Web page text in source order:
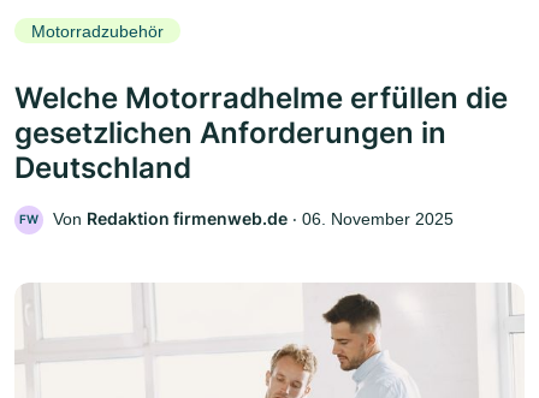
Motorradzubehör
Welche Motorradhelme erfüllen die
gesetzlichen Anforderungen in
Deutschland
FW Von Redaktion firmenweb.de ‧ 06. November 2025